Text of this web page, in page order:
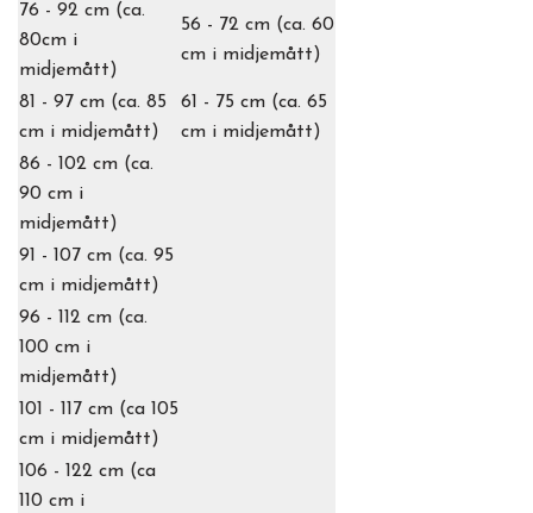
76 - 92 cm (ca.
80cm i
midjemått)
56 - 72 cm (ca. 60
cm i midjemått)
81 - 97 cm (ca. 85
cm i midjemått)
61 - 75 cm (ca. 65
cm i midjemått)
86 - 102 cm (ca.
90 cm i
midjemått)
91 - 107 cm (ca. 95
cm i midjemått)
96 - 112 cm (ca.
100 cm i
midjemått)
101 - 117 cm (ca 105
cm i midjemått)
106 - 122 cm (ca
110 cm i